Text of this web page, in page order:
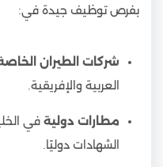
بفرص توظيف جيدة في:
شركات الطيران
العربية والإفريقية.
مطارات دولية في
الشهادات دوليًا.